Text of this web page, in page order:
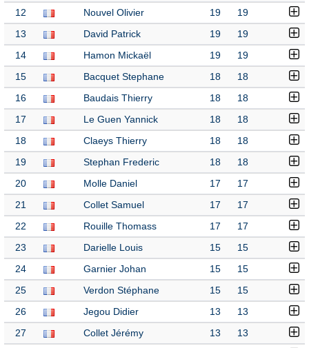
12 Nouvel Olivier 19 19
13 David Patrick 19 19
14 Hamon Mickaël 19 19
15 Bacquet Stephane 18 18
16 Baudais Thierry 18 18
17 Le Guen Yannick 18 18
18 Claeys Thierry 18 18
19 Stephan Frederic 18 18
20 Molle Daniel 17 17
21 Collet Samuel 17 17
22 Rouille Thomass 17 17
23 Darielle Louis 15 15
24 Garnier Johan 15 15
25 Verdon Stéphane 15 15
26 Jegou Didier 13 13
27 Collet Jérémy 13 13